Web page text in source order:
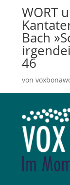
WORT
Bach
46
von